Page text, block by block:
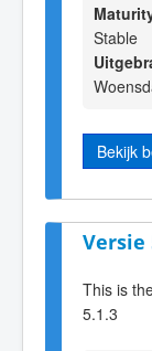
Stable
Bekijk
Versie
This is
5.1.3